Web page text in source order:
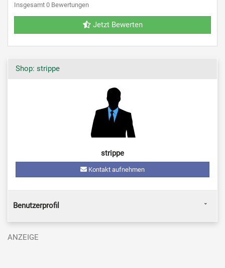
Insgesamt 0 Bewertungen
Jetzt Bewerten
Shop: strippe
strippe
Kontakt aufnehmen
Benutzerprofil